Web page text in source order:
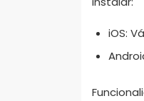
iOS: